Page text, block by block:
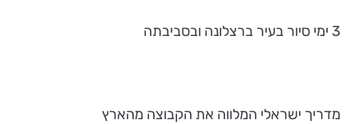
3 ימי סיור בעיר ברצלונה ובסביבתה
מדריך ישראלי המלווה את הקבוצה מהארץ